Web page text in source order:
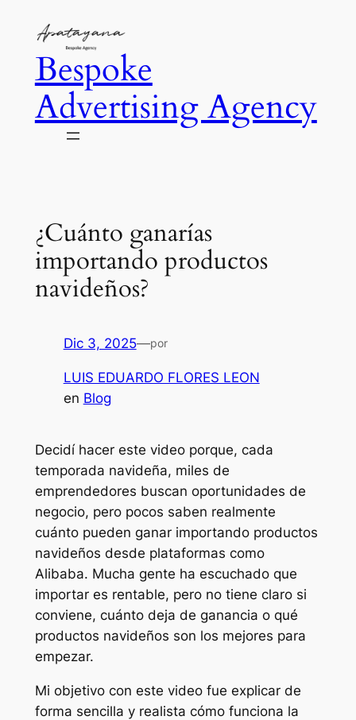
contenido
Bespoke
Advertising Agency
¿Cuánto ganarías
importando productos
navideños?
Dic 3, 2025—por
LUIS EDUARDO FLORES LEON
en Blog
Decidí hacer este video porque, cada
temporada navideña, miles de
emprendedores buscan oportunidades de
negocio, pero pocos saben realmente
cuánto pueden ganar importando productos
navideños desde plataformas como
Alibaba. Mucha gente ha escuchado que
importar es rentable, pero no tiene claro si
conviene, cuánto deja de ganancia o qué
productos navideños son los mejores para
empezar.
Mi objetivo con este video fue explicar de
forma sencilla y realista cómo funciona la